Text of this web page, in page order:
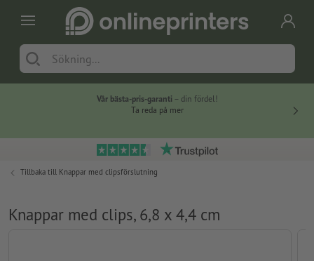
Vår bästa-pris-garanti – din fördel!
Ta reda på mer
Tillbaka till Knappar med clipsförslutning
Knappar med clips, 6,8 x 4,4 cm